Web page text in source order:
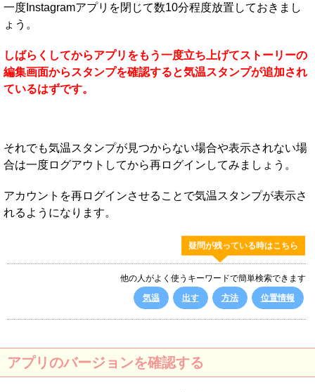
一度Instagramアプリを閉じて数10分程度放置しておきまし
ょう。
しばらくしてからアプリをもう一度立ち上げてストーリーの
編集画面からスタンプを確認すると気温スタンプが追加され
ているはずです。
それでも気温スタンプが見つからない場合や表示されない場
合は一度ログアウトしてから再ログインしてみましょう。
アカウントを再ログインさせることで気温スタンプが表示さ
れるようになります。
疑問が残っている時はこちら
他の人がよく使うキーワードで簡単検索できます
気温
出す 方法 位置情報
アプリのバージョンを確認する